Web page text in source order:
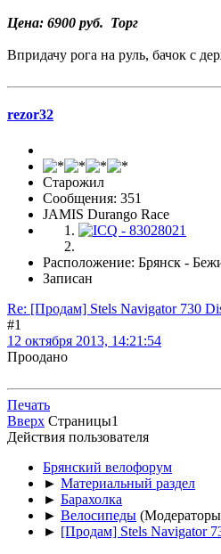
Цена: 6900 руб. Торг
Впридачу рога на руль, бачок с
rezor32
Старожил
Сообщения: 351
JAMIS Durango Race
Расположение: Брянск -
Записан
Re: [Продам] Stels Navigator 730
#1
12 октября 2013, 14:21:54
Проодано
Печать
Вверх Страницы1
Действия пользователя
Брянский велофорум
► Материальный раздел
► Барахолка
► Велосипеды
► [Продам] Stels Navigator